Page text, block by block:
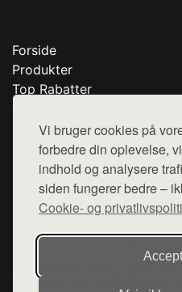
Vi bruger cookies på
forbedre din oplevelse,
indhold og analysere
siden fungerer bedre –
Cookie- og
Forside
Produkter
Top Rabatter
Kontakt
Denne side er en del af
hjemmesider med
diverse webshops. Der sælges